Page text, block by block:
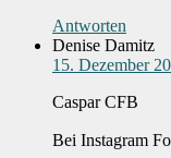
Antworten
Denise Damitz
15. Dezember
Caspar CFB
Bei Instagram